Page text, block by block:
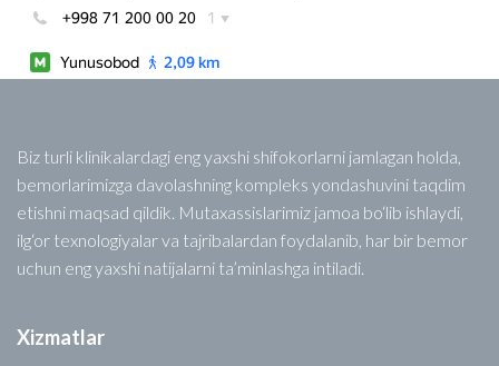
Biz turli klinikalardagi eng yaxshi shifokorlarni jamlagan holda,
bemorlarimizga davolashning kompleks yondashuvini taqdim
etishni maqsad qildik. Mutaxassislarimiz jamoa bo‘lib ishlaydi,
ilg‘or texnologiyalar va tajribalardan foydalanib, har bir bemor
uchun eng yaxshi natijalarni ta’minlashga intiladi.
Xizmatlar